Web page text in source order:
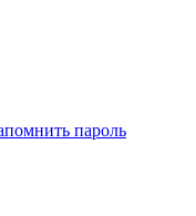
пароль